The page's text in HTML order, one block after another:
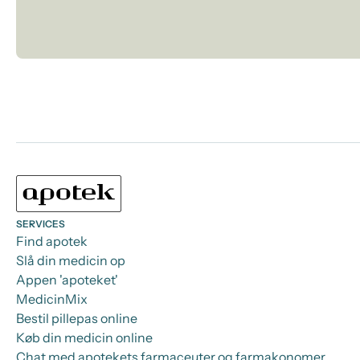
SERVICES
Find apotek
Slå din medicin op
Appen 'apoteket'
MedicinMix
Bestil pillepas online
Køb din medicin online
Chat med apotekets farmaceuter og farmakonomer